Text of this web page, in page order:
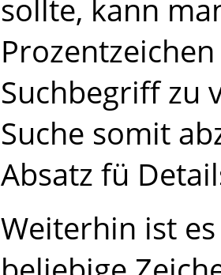
sollte, kann
Suchbegriff zu
Suche somit
Absatz fü
Weiterhin ist